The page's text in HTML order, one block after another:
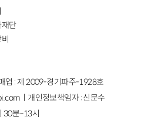
단
업 : 제 2009-경기파주-1928호
ㅣ개인정보책임자 : 신문수
30분~13시